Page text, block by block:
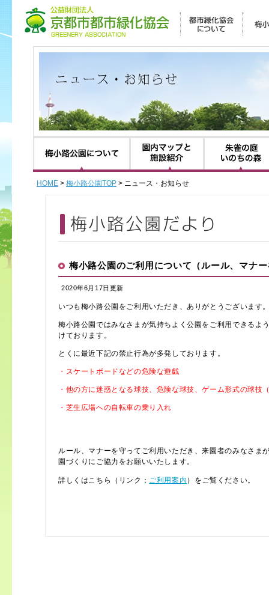
HOME > 梅小路公園TOP > ニュース・お知らせ
梅小路公園のご利用について（ルール、マナ
2020年6月17日更新
いつも梅小路公園をご利用いただき、ありがとうございます
梅小路公園ではみなさまが気持ちよく公園をご利用できるよ
けております。
とくに最近下記の禁止行為が多発しております。
・スケートボードなどの危険な遊戯
・他の方に迷惑となる球技、危険な球技、ゲーム形式の球技
・芝生広場への自転車の乗り入れ
ルール、マナーを守ってご利用いただき、来園者のみなさま
園づくりにご協力をお願いいたします。
詳しくはこちら（リンク： ご利用案内 ）をご覧ください。
梅小路公園について